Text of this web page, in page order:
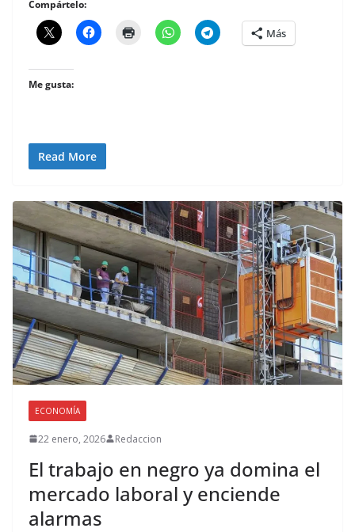
Compártelo:
Más
Me gusta:
Read More
ECONOMÍA
22 enero, 2026 Redaccion
El trabajo en negro ya domina el
mercado laboral y enciende
alarmas